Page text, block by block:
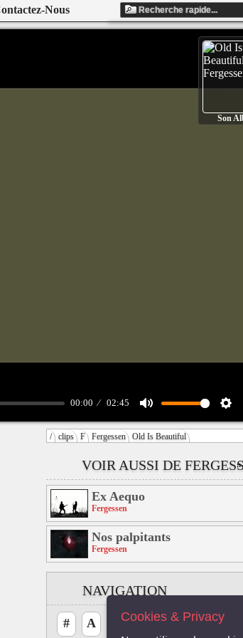
Contactez-Nous
00:00 02:45
Mute
Son
/ clips F Fergessen Old Is Beautiful
VOIR AUSSI DE ::
Ex Aequo
Fergessen
Nos palpitants
Fergessen
NAVIGATION
# A C D E F
Cookies & Privacy